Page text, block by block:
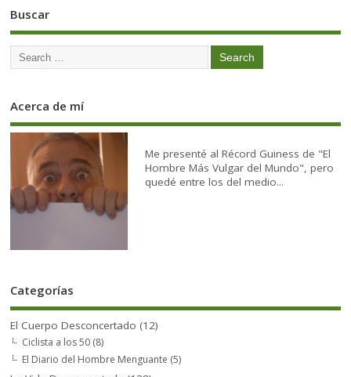
Buscar
Acerca de mí
Me presenté al Récord Guiness de "El
Hombre Más Vulgar del Mundo", pero
quedé entre los del medio...
Categorías
El Cuerpo Desconcertado (12)
Ciclista a los 50 (8)
El Diario del Hombre Menguante (5)